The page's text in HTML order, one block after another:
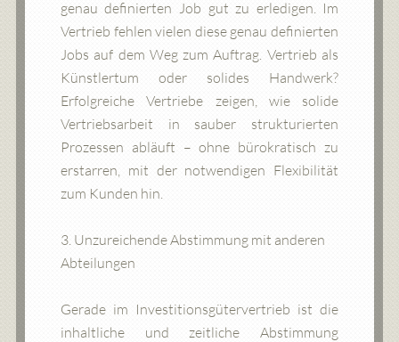
genau definierten Job gut zu erledigen. Im
Vertrieb fehlen vielen diese genau definierten
Jobs auf dem Weg zum Auftrag. Vertrieb als
Künstlertum oder solides Handwerk?
Erfolgreiche Vertriebe zeigen, wie solide
Vertriebsarbeit in sauber strukturierten
Prozessen abläuft – ohne bürokratisch zu
erstarren, mit der notwendigen Flexibilität
zum Kunden hin.
3. Unzureichende Abstimmung mit anderen
Abteilungen
Gerade im Investitionsgütervertrieb ist die
inhaltliche und zeitliche Abstimmung